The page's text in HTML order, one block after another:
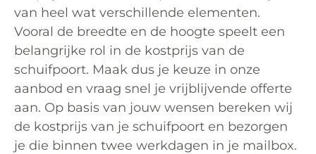
van heel wat verschillende elementen.
Vooral de breedte en de hoogte speelt een
belangrijke rol in de kostprijs van de
schuifpoort. Maak dus je keuze in onze
aanbod en vraag snel je vrijblijvende offerte
aan. Op basis van jouw wensen bereken wij
de kostprijs van je schuifpoort en bezorgen
je die binnen twee werkdagen in je mailbox.